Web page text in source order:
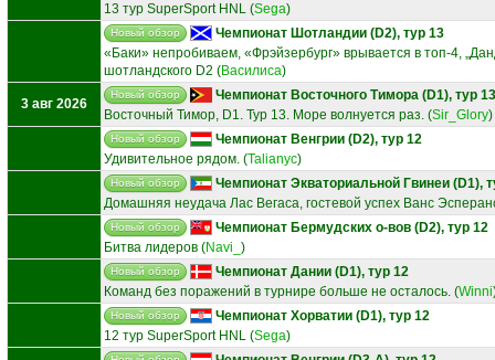
13 тур SuperSport HNL (Sega)
Новый обзор
Чемпионат Шотландии (D2), тур 13
«Баки» непробиваем, «Фрэйзербург» врывается в топ-4,
шотландского D2 (Василиса)
3 авг 2026
Новый обзор
Чемпионат Восточного Тимора (D1), тур 13
Восточный Тимор, D1. Тур 13. Море волнуется раз. (Sir_Glory)
Новый обзор
Чемпионат Венгрии (D2), тур 12
Удивительное рядом. (Talianyc)
Новый обзор
Чемпионат Экваториальной Гвинеи (D1),
Домашняя неудача Лас Вегаса, гостевой успех Ванс
Новый обзор
Чемпионат Бермудских о-вов (D2), тур 12
Битва лидеров (Navi_ )
Новый обзор
Чемпионат Дании (D1), тур 12
Команд без поражений в турнире больше не осталось. (Winni
Новый обзор
Чемпионат Хорватии (D1), тур 12
12 тур SuperSport HNL (Sega)